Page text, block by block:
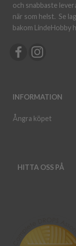
och snabbaste
när som helst. Se
bakom LindeHobby
INFORMATION
Ångra köpet
HITTA OSS PÅ